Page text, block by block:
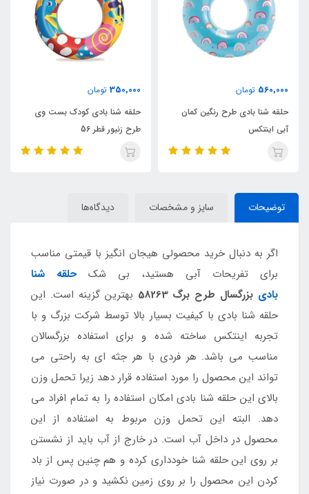
کمان
حلقه شنا بادی کودک بست وی
حلقه شنا بادی شفاف
توضیحات سایز و مشخصات دیدگاه‌ها
اگر به دنبال خرید محصولی هیجان انگیز با قیمتی مناسب
برای تفریحات آبی هستید، بی شکحلقه شنا
بادی بزرگسال طرح برگ 58263
بهترین گزینه است. این
حلقه شنا بادی با کیفیت بسیار بالا توسط شرکت بزرگ و با
تجربه اینتکس ساخته شده و برای استفاده بزرگسالان
مناسب می باشد. هر فردی با هر جثه ای به راحتی می
تواند این محصول را مورد استفاده قرار دهد زیرا تحمل وزن
بالای این حلقه شنا بادی امکان استفاده را به تمام افراد می
دهد. البته این تحمل وزن مربوط به استفاده از این
محصول در داخل آب است. در خارج از آب باید از نشستن
بر روی این حلقه شنا خودداری کرده و هم چنین پس از باد
کردن این محصول را بر روی زمین نکشید و در صورت نیاز